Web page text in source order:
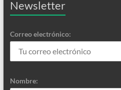
Newsletter
Correo electrónico:
Nombre: